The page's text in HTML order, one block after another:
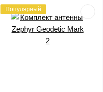
Популярный